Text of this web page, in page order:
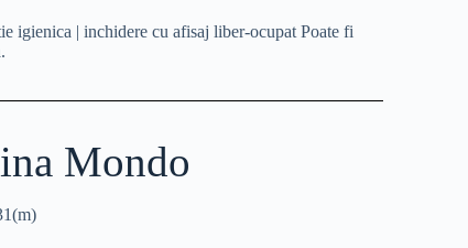
igienica | inchidere cu afisaj liber-ocupat Poate fi
Mondo